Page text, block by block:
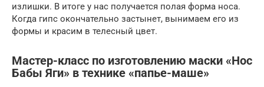
излишки. В итоге у нас получается полая форма носа.
Когда гипс окончательно застынет, вынимаем его из
формы и красим в телесный цвет.
Мастер-класс по изготовлению маски «Нос
Бабы Яги» в технике «папье-маше»